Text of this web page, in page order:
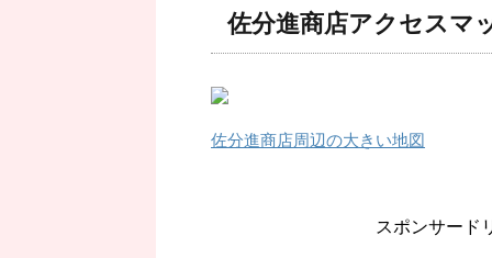
佐分進商店アクセスマ
佐分進商店周辺の大きい地図
スポンサード